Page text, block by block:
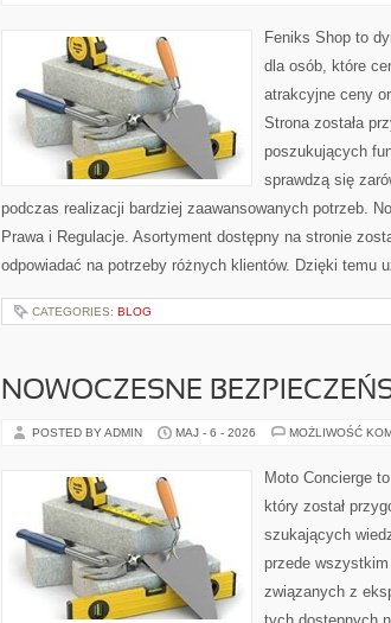
Feniks Shop to
dla osób, które
atrakcyjne ceny
Strona została
poszukujących
sprawdzą się
podczas realizacji bardziej zaawansowanych potrzeb.
Prawa i Regulacje. Asortyment dostępny na stronie
odpowiadać na potrzeby różnych klientów. Dzięki temu
CATEGORIES: BLOG
NOWOCZESNE
POSTED BY ADMIN MAJ - 6 - 2026 MOŻLIWOŚĆ
Moto Concierge
który został
szukających
przede
związanych z